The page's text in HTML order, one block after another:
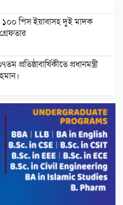
১০০ পিস ইয়াবাসহ দুই মাদক
প্রতিষ্ঠাবার্ষিকীতে প্রধানমন্ত্রী
হাশিমপুর ৪ নং ওয়ার্ডে ৫’শতাধিক
মাঝে খাদ্যসামগ্রী বিতরণ
মোরশেদ
পাটগ্রামে ইহসান ইয়ুথ
বৃক্ষরোপণ
নম্বরে দুর্বৃত্তদের গুলিতে বিএনপি